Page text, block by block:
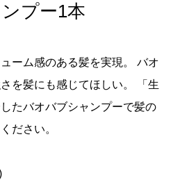
プー1本
ーム感のある髪を実現。 バオ
を髪にも感じてほしい。 「生
たバオバブシャンプーで髪の
ださい。